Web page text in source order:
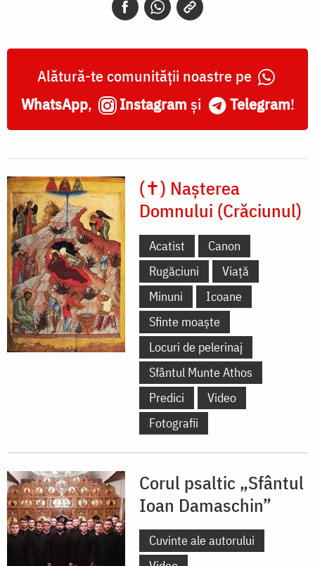
Alătură-te comunității noastre pe
WhatsApp, Instagram și Telegram!
(✝) Nașterea
Domnului (Crăciunul)
Acatist
Canon
Rugăciuni
Viață
Minuni
Icoane
Sfinte moaște
Locuri de pelerinaj
Sfântul Munte Athos
Predici
Video
Fotografii
Corul psaltic „Sfântul
Ioan Damaschin”
Cuvinte ale autorului